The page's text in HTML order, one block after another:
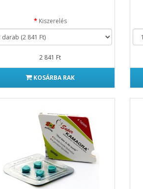
Kiszerelés
2 841 Ft
KOSÁRBA RAK